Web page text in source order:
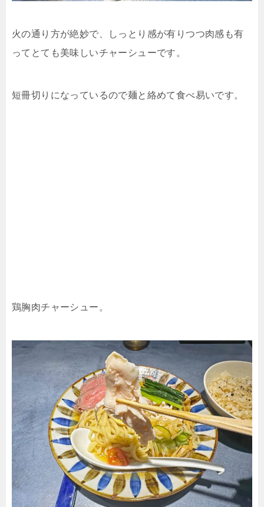
火の通り方が絶妙で、しっとり感が有りつつ肉感も有
ってとても美味しいチャーシューです。
短冊切りになっているので麺と絡めて食べ易いです。
鶏胸肉チャーシュー。